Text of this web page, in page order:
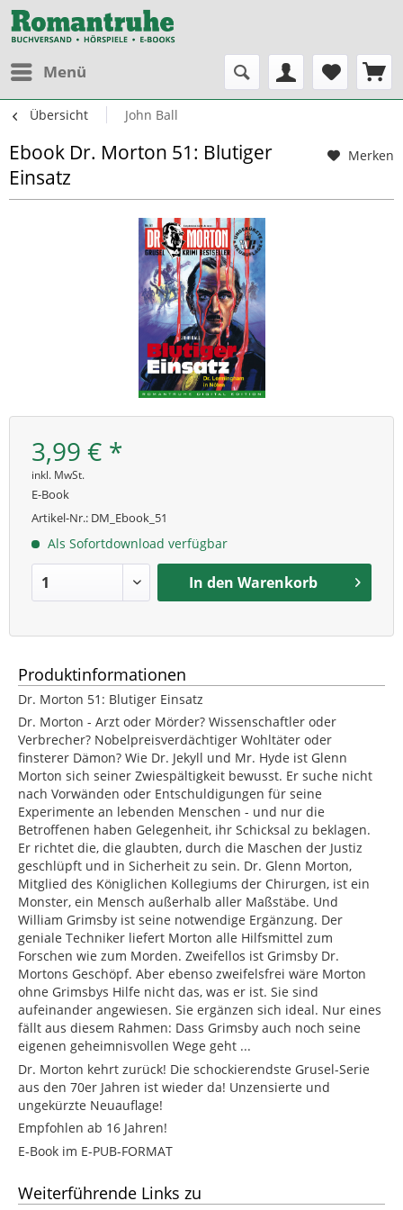
Menü
Übersicht John Ball
Merken
Ebook Dr. Morton 51: Blutiger
Einsatz
3,99 € *
inkl. MwSt.
E-Book
Artikel-Nr.: DM_Ebook_51
Als Sofortdownload verfügbar
In den Warenkorb
Produktinformationen
Dr. Morton 51: Blutiger Einsatz
Dr. Morton - Arzt oder Mörder? Wissenschaftler oder
Verbrecher? Nobelpreisverdächtiger Wohltäter oder
finsterer Dämon? Wie Dr. Jekyll und Mr. Hyde ist Glenn
Morton sich seiner Zwiespältigkeit bewusst. Er suche nicht
nach Vorwänden oder Entschuldigungen für seine
Experimente an lebenden Menschen - und nur die
Betroffenen haben Gelegenheit, ihr Schicksal zu beklagen.
Er richtet die, die glaubten, durch die Maschen der Justiz
geschlüpft und in Sicherheit zu sein. Dr. Glenn Morton,
Mitglied des Königlichen Kollegiums der Chirurgen, ist ein
Monster, ein Mensch außerhalb aller Maßstäbe. Und
William Grimsby ist seine notwendige Ergänzung. Der
geniale Techniker liefert Morton alle Hilfsmittel zum
Forschen wie zum Morden. Zweifellos ist Grimsby Dr.
Mortons Geschöpf. Aber ebenso zweifelsfrei wäre Morton
ohne Grimsbys Hilfe nicht das, was er ist. Sie sind
aufeinander angewiesen. Sie ergänzen sich ideal. Nur eines
fällt aus diesem Rahmen: Dass Grimsby auch noch seine
eigenen geheimnisvollen Wege geht ...
Dr. Morton kehrt zurück! Die schockierendste Grusel-Serie
aus den 70er Jahren ist wieder da! Unzensierte und
ungekürzte Neuauflage!
Empfohlen ab 16 Jahren!
E-Book im E-PUB-FORMAT
Weiterführende Links zu